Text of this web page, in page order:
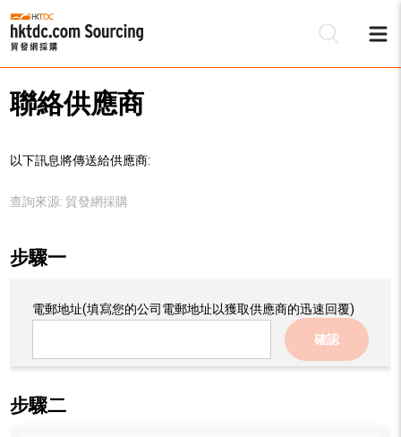
聯絡供應商
以下訊息將傳送給供應商:
查詢來源: 貿發網採購
步驟一
電郵地址(填寫您的公司電郵地址以獲取供應商的迅速回覆)
確認
步驟二